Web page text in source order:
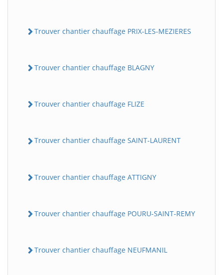
Trouver chantier chauffage PRIX-LES-MEZIERES
Trouver chantier chauffage BLAGNY
Trouver chantier chauffage FLIZE
Trouver chantier chauffage SAINT-LAURENT
Trouver chantier chauffage ATTIGNY
Trouver chantier chauffage POURU-SAINT-REMY
Trouver chantier chauffage NEUFMANIL